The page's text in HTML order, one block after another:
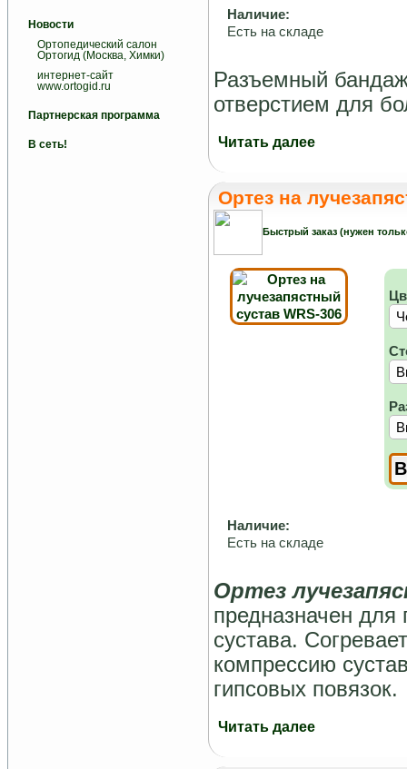
Новости
Ортопедический салон
Ортогид (Москва, Химки)
интернет-сайт
www.ortogid.ru
Партнерская программа
В сеть!
Наличие:
Есть на складе
Разъемный
отверстием для
Читать далее
Ортез на
Быстрый заказ (нужен
Наличие:
Есть на складе
Ортез
предназначен для
сустава.
компрессию
гипсовых повязок.
Читать далее